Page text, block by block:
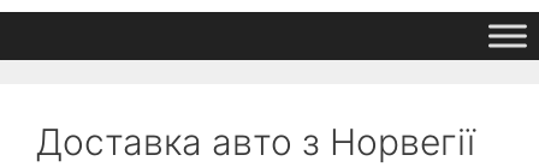
Доставка авто з Норвегії